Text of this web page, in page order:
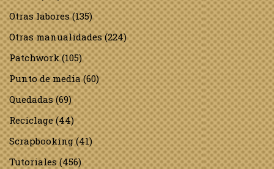
Otras labores(135)
Otras manualidades(224)
Patchwork(105)
Punto de media(60)
Quedadas(69)
Reciclage(44)
Scrapbooking(41)
Tutoriales(456)